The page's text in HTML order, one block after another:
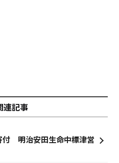
連記事
付 明治安田生命中標津営